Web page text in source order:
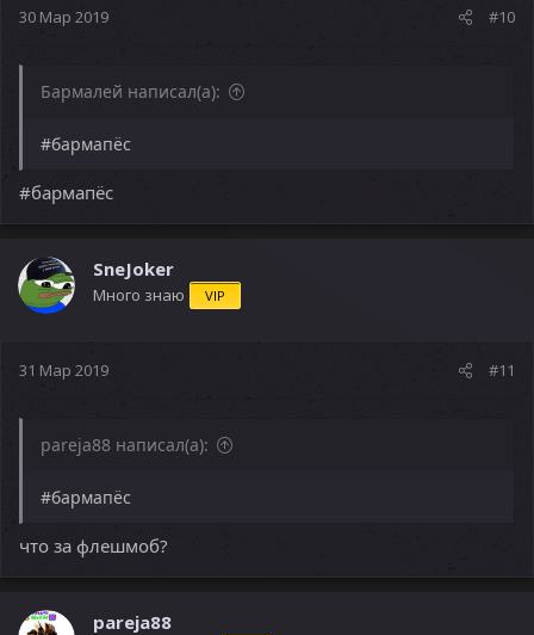
30 Мар 2019 #10
Бармалей написал(а):
#бармапёс
#бармапёс
SneJoker
Много знаю VIP
31 Мар 2019 #11
pareja88 написал(а):
#бармапёс
что за флешмоб?
pareja88